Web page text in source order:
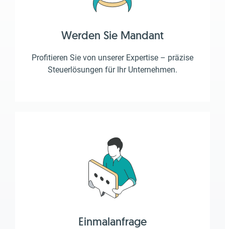
Werden Sie Mandant
Profitieren Sie von unserer Expertise – präzise
Steuerlösungen für Ihr Unternehmen.
Einmalanfrage